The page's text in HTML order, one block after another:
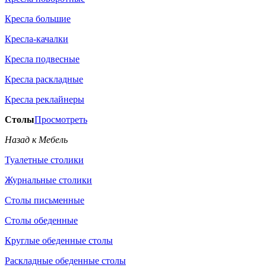
Кресла большие
Кресла-качалки
Кресла подвесные
Кресла раскладные
Кресла реклайнеры
СтолыПросмотреть
Назад к Мебель
Туалетные столики
Журнальные столики
Столы письменные
Столы обеденные
Круглые обеденные столы
Раскладные обеденные столы